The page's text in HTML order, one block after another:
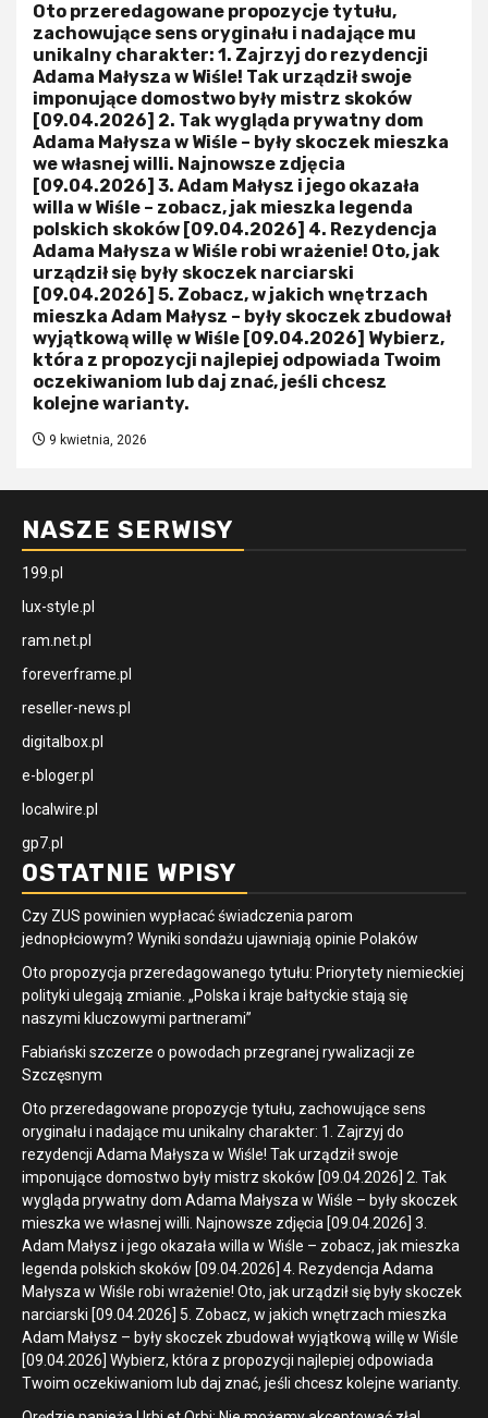
Oto przeredagowane propozycje tytułu,
zachowujące sens oryginału i nadające mu
unikalny charakter: 1. Zajrzyj do rezydencji
Adama Małysza w Wiśle! Tak urządził swoje
imponujące domostwo były mistrz skoków
[09.04.2026] 2. Tak wygląda prywatny dom
Adama Małysza w Wiśle – były skoczek mieszka
we własnej willi. Najnowsze zdjęcia
[09.04.2026] 3. Adam Małysz i jego okazała
willa w Wiśle – zobacz, jak mieszka legenda
polskich skoków [09.04.2026] 4. Rezydencja
Adama Małysza w Wiśle robi wrażenie! Oto, jak
urządził się były skoczek narciarski
[09.04.2026] 5. Zobacz, w jakich wnętrzach
mieszka Adam Małysz – były skoczek zbudował
wyjątkową willę w Wiśle [09.04.2026] Wybierz,
która z propozycji najlepiej odpowiada Twoim
oczekiwaniom lub daj znać, jeśli chcesz
kolejne warianty.
9 kwietnia, 2026
NASZE SERWISY
199.pl
lux-style.pl
ram.net.pl
foreverframe.pl
reseller-news.pl
digitalbox.pl
e-bloger.pl
localwire.pl
gp7.pl
OSTATNIE WPISY
Czy ZUS powinien wypłacać świadczenia parom
jednopłciowym? Wyniki sondażu ujawniają opinie Polaków
Oto propozycja przeredagowanego tytułu: Priorytety niemieckiej
polityki ulegają zmianie. „Polska i kraje bałtyckie stają się
naszymi kluczowymi partnerami”
Fabiański szczerze o powodach przegranej rywalizacji ze
Szczęsnym
Oto przeredagowane propozycje tytułu, zachowujące sens
oryginału i nadające mu unikalny charakter: 1. Zajrzyj do
rezydencji Adama Małysza w Wiśle! Tak urządził swoje
imponujące domostwo były mistrz skoków [09.04.2026] 2. Tak
wygląda prywatny dom Adama Małysza w Wiśle – były skoczek
mieszka we własnej willi. Najnowsze zdjęcia [09.04.2026] 3.
Adam Małysz i jego okazała willa w Wiśle – zobacz, jak mieszka
legenda polskich skoków [09.04.2026] 4. Rezydencja Adama
Małysza w Wiśle robi wrażenie! Oto, jak urządził się były skoczek
narciarski [09.04.2026] 5. Zobacz, w jakich wnętrzach mieszka
Adam Małysz – były skoczek zbudował wyjątkową willę w Wiśle
[09.04.2026] Wybierz, która z propozycji najlepiej odpowiada
Twoim oczekiwaniom lub daj znać, jeśli chcesz kolejne warianty.